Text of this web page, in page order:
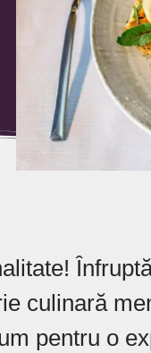
culinară
pentru o